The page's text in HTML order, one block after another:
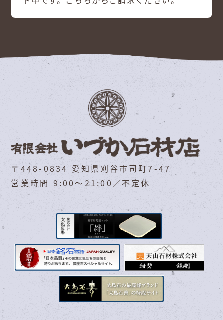
〒448-0834 愛知県刈谷市司町7-47
営業時間 9:00～21:00／不定休